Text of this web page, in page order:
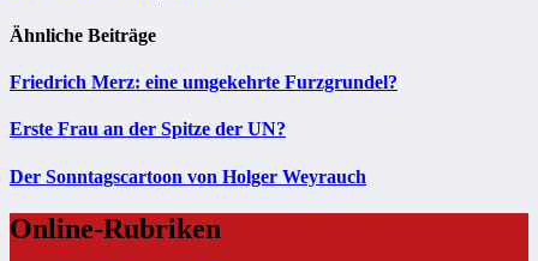
Ähnliche Beiträge
Friedrich Merz: eine umgekehrte Furzgrundel?
Erste Frau an der Spitze der UN?
Der Sonntagscartoon von Holger Weyrauch
Online-Rubriken